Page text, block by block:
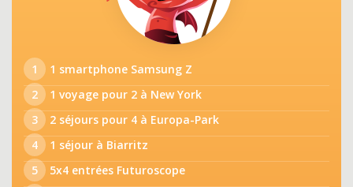
1
1 smartphone Samsung Z
2
1 voyage pour 2 à New York
3
2 séjours pour 4 à Europa-Park
4
1 séjour à Biarritz
5
5x4 entrées Futuroscope